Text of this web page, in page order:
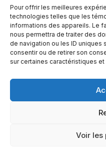
Pour offrir les meilleures
technologies telles que les
informations des appareils. Le
nous permettra de traiter des
de navigation ou les ID uniques
consentir ou de retirer son
sur certaines caractéristiques
Voir les
© Copyright 2026 –
Ce site internet a été conçu